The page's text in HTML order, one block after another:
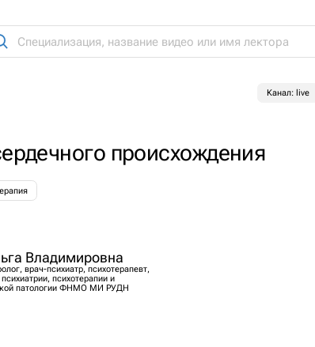
Канал: live
происхождения
Владимировна
врач-психиатр, психотерапевт,
психотерапии и
патологии ФНМО МИ РУДН